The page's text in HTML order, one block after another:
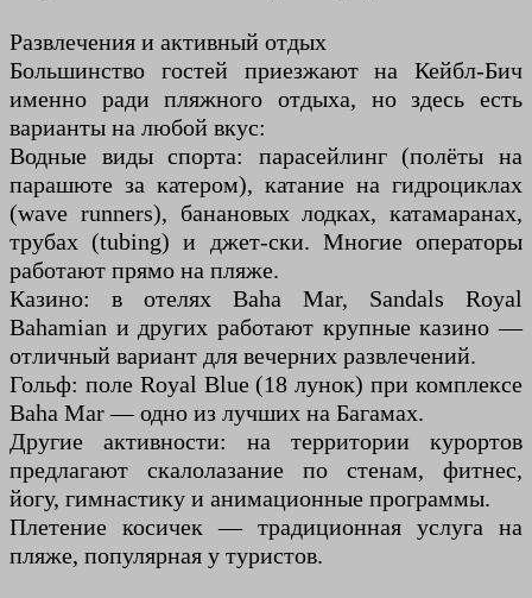
Развлечения и активный отдых
Большинство гостей приезжают на Кейбл-Бич
именно ради пляжного отдыха, но здесь есть
варианты на любой вкус:
Водные виды спорта: парасейлинг (полёты на
парашюте за катером), катание на гидроциклах
(wave runners), банановых лодках, катамаранах,
трубах (tubing) и джет-ски. Многие операторы
работают прямо на пляже.
Казино: в отелях Baha Mar, Sandals Royal
Bahamian и других работают крупные казино —
отличный вариант для вечерних развлечений.
Гольф: поле Royal Blue (18 лунок) при комплексе
Baha Mar — одно из лучших на Багамах.
Другие активности: на территории курортов
предлагают скалолазание по стенам, фитнес,
йогу, гимнастику и анимационные программы.
Плетение косичек — традиционная услуга на
пляже, популярная у туристов.